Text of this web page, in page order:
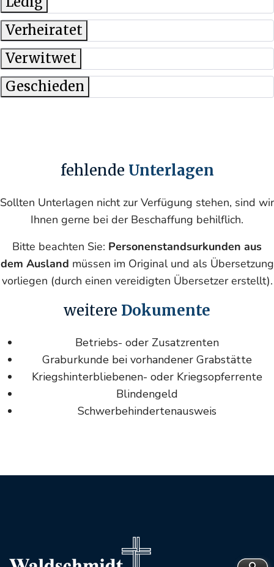
Verheiratet
Verwitwet
Geschieden
fehlende Unterlagen
Sollten Unterlagen nicht zur Verfügung stehen, sind wir
Ihnen gerne bei der Beschaffung behilflich.
Bitte beachten Sie: Personenstandsurkunden aus
dem Ausland müssen im Original und als Übersetzung
vorliegen (durch einen vereidigten Übersetzer erstellt).
weitere Dokumente
Betriebs- oder Zusatzrenten
Graburkunde bei vorhandener Grabstätte
Kriegshinterbliebenen- oder Kriegsopferrente
Blindengeld
Schwerbehindertenausweis